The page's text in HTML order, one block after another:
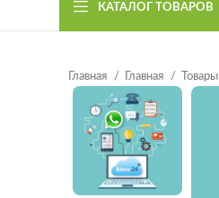
КАТАЛОГ ТОВАРОВ
Главная Главная Товары